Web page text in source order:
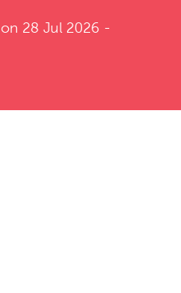
28 Jul 2026 -